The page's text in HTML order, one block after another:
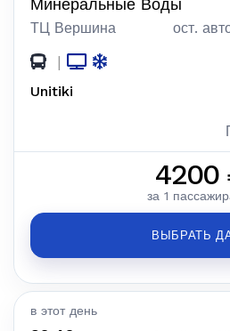
Минеральные Воды
ТЦ Вершина ост.
|
Unitiki
4200
за 1
ВЫБРАТЬ
в этот день